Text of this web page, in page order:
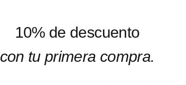
10% de descuento
con tu primera compra.